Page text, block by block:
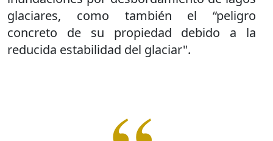
glaciares, como también el “peligro
concreto de su propiedad debido a la
reducida estabilidad del glaciar".